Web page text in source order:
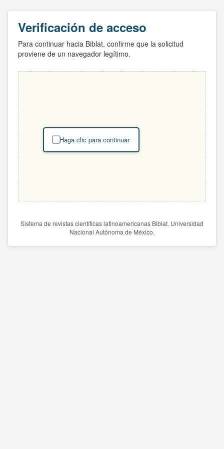
Verificación de acceso
Para continuar hacia Biblat, confirme que la solicitud
proviene de un navegador legítimo.
Haga clic para continuar
Sistema de revistas científicas latinoamericanas Biblat. Universidad
Nacional Autónoma de México.